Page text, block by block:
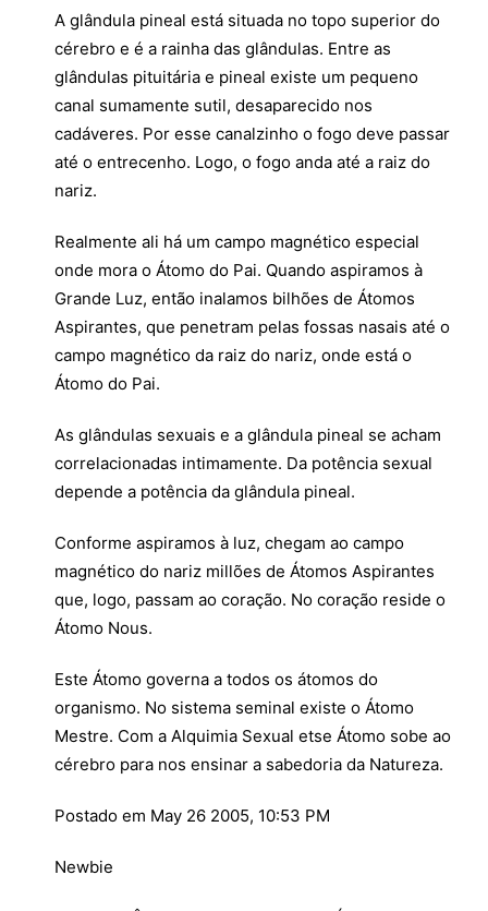
A glândula pineal está situada no topo superior do
cérebro e é a rainha das glândulas. Entre as
glândulas pituitária e pineal existe um pequeno
canal sumamente sutil, desaparecido nos
cadáveres. Por esse canalzinho o fogo deve passar
até o entrecenho. Logo, o fogo anda até a raiz do
nariz.
Realmente ali há um campo magnético especial
onde mora o Átomo do Pai. Quando aspiramos à
Grande Luz, então inalamos bilhões de Átomos
Aspirantes, que penetram pelas fossas nasais até o
campo magnético da raiz do nariz, onde está o
Átomo do Pai.
As glândulas sexuais e a glândula pineal se acham
correlacionadas intimamente. Da potência sexual
depende a potência da glândula pineal.
Conforme aspiramos à luz, chegam ao campo
magnético do nariz millões de Átomos Aspirantes
que, logo, passam ao coração. No coração reside o
Átomo Nous.
Este Átomo governa a todos os átomos do
organismo. No sistema seminal existe o Átomo
Mestre. Com a Alquimia Sexual etse Átomo sobe ao
cérebro para nos ensinar a sabedoria da Natureza.
Postado em May 26 2005, 10:53 PM
Newbie